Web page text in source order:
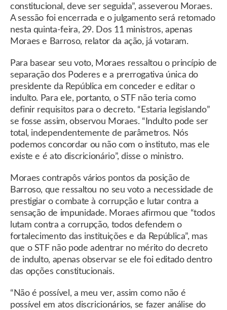
constitucional, deve ser seguida”, asseverou Moraes.
A sessão foi encerrada e o julgamento será retomado
nesta quinta-feira, 29. Dos 11 ministros, apenas
Moraes e Barroso, relator da ação, já votaram.
Para basear seu voto, Moraes ressaltou o princípio de
separação dos Poderes e a prerrogativa única do
presidente da República em conceder e editar o
indulto. Para ele, portanto, o STF não teria como
definir requisitos para o decreto. “Estaria legislando”
se fosse assim, observou Moraes. “Indulto pode ser
total, independentemente de parâmetros. Nós
podemos concordar ou não com o instituto, mas ele
existe e é ato discricionário”, disse o ministro.
Moraes contrapôs vários pontos da posição de
Barroso, que ressaltou no seu voto a necessidade de
prestigiar o combate à corrupção e lutar contra a
sensação de impunidade. Moraes afirmou que “todos
lutam contra a corrupção, todos defendem o
fortalecimento das instituições e da República”, mas
que o STF não pode adentrar no mérito do decreto
de indulto, apenas observar se ele foi editado dentro
das opções constitucionais.
“Não é possível, a meu ver, assim como não é
possível em atos discricionários, se fazer análise do